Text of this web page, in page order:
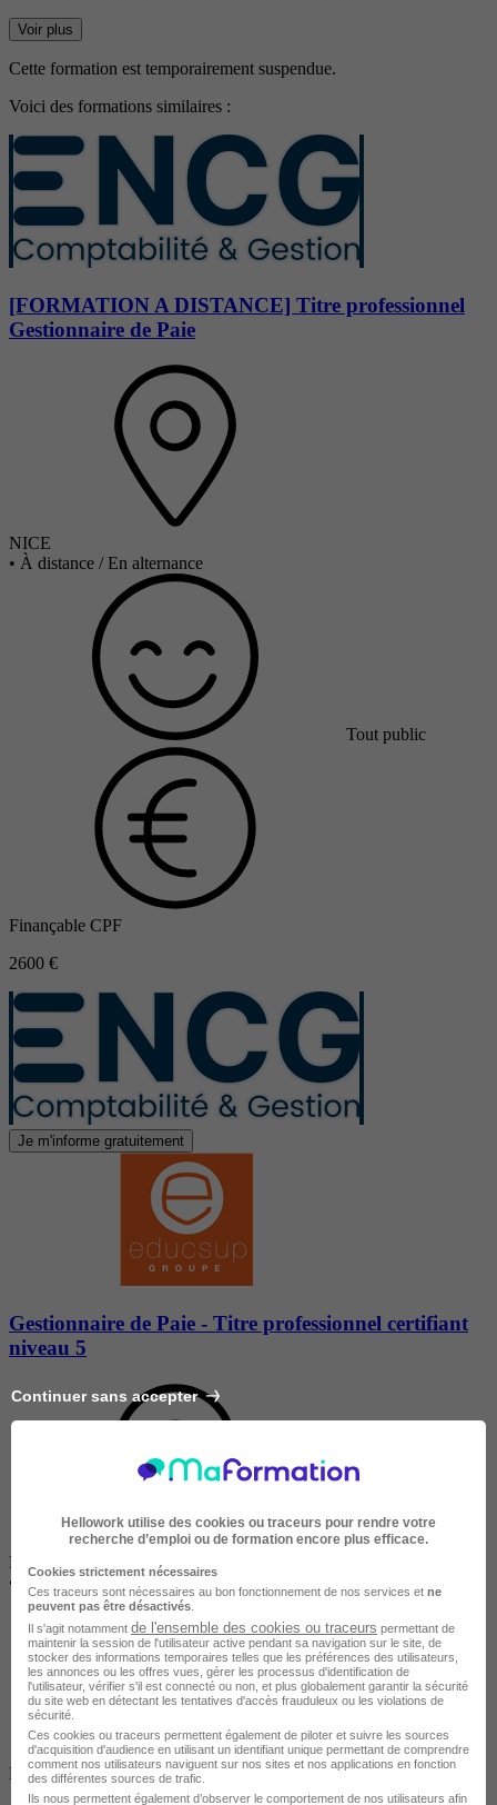
Voir plus
Cette formation est temporairement suspendue.
Voici des formations similaires :
[FORMATION A DISTANCE] Titre professionnel
Gestionnaire de Paie
NICE
• À distance / En alternance
Tout public
Finançable CPF
2600 €
Je m'informe gratuitement
Gestionnaire de Paie - Titre professionnel certifiant
niveau 5
Disponible dans 2 villes
•
En centre
Salarié en poste /
Demandeur d'emploi / Entreprise
Continuer sans accepter
Hellowork utilise des cookies ou traceurs pour rendre votre
recherche d’emploi ou de formation encore plus efficace.
Cookies strictement nécessaires
Ces traceurs sont nécessaires au bon fonctionnement de nos services et ne
peuvent pas être désactivés
Il s'agit notamment de l'ensemble des cookies ou traceurs permettant de
maintenir la session de l'utilisateur active pendant sa navigation sur le site, de
stocker des informations temporaires telles que les préférences des utilisateurs,
les annonces ou les offres vues, gérer les processus d'identification de
l'utilisateur, vérifier s'il est connecté ou non, et plus globalement garantir la sécurité
du site web en détectant les tentatives d'accès frauduleux ou les violations de
sécurité.
Ces cookies ou traceurs permettent également de piloter et suivre les sources
d'acquisition d'audience en utilisant un identifiant unique permettant de comprendre
comment nos utilisateurs naviguent sur nos sites et nos applications en fonction
des différentes sources de trafic.
Ils nous permettent également d’observer le comportement de nos utilisateurs afin